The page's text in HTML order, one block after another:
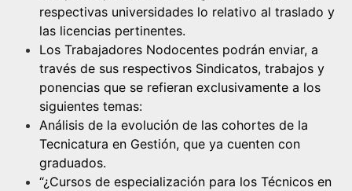
respectivas universidades lo relativo al traslado y
las licencias pertinentes.
Los Trabajadores Nodocentes podrán enviar, a
través de sus respectivos Sindicatos, trabajos y
ponencias que se refieran exclusivamente a los
siguientes temas:
Análisis de la evolución de las cohortes de la
Tecnicatura en Gestión, que ya cuenten con
graduados.
“¿Cursos de especialización para los Técnicos en